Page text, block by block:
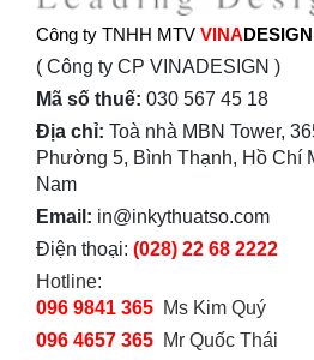
Công ty TNHH MTV VINADESIGN
( Công ty CP VINADESIGN )
Mã số thuế: 030 567 45 18
Địa chỉ: Toà nhà MBN Tower,
Phường 5, Bình Thạnh, Hồ Chí
Nam
Email: in@inkythuatso.com
Điện thoại: (028) 22 68 2222
Hotline:
096 9841 365 Ms Kim Quý
096 4657 365 Mr Quốc Thái